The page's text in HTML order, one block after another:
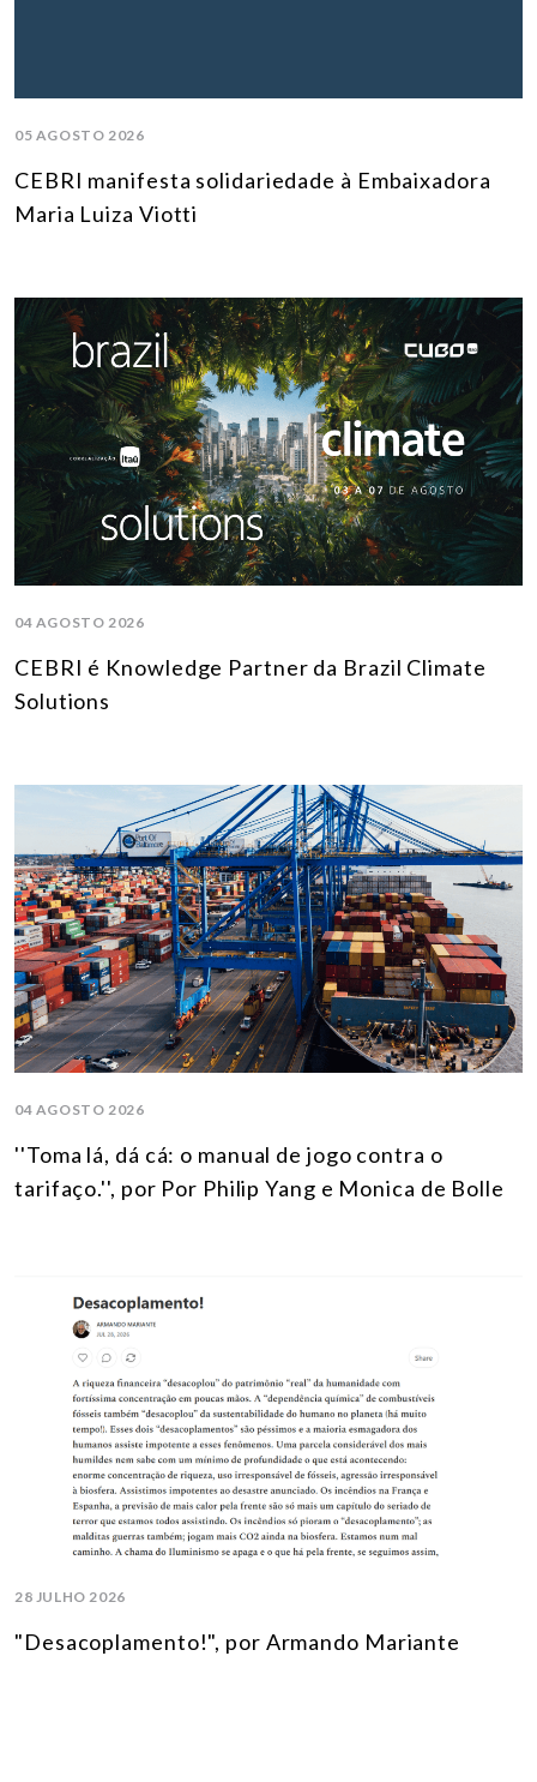
05 AGOSTO 2026
CEBRI manifesta solidariedade à Embaixadora
Maria Luiza Viotti
04 AGOSTO 2026
CEBRI é Knowledge Partner da Brazil Climate
Solutions
04 AGOSTO 2026
''Toma lá, dá cá: o manual de jogo contra o
tarifaço.'', por Por Philip Yang e Monica de Bolle
28 JULHO 2026
"Desacoplamento!", por Armando Mariante